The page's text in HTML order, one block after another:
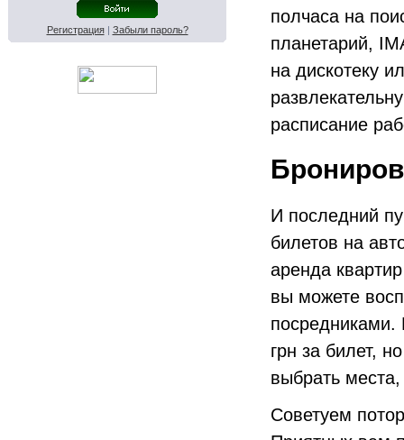
Регистрация| Забыли пароль?
полчаса на
планетарий,
на дискотеку
расписание
И последний
билетов на
аренда
вы можете
посредниками.
грн за билет,
выбрать
Советуем